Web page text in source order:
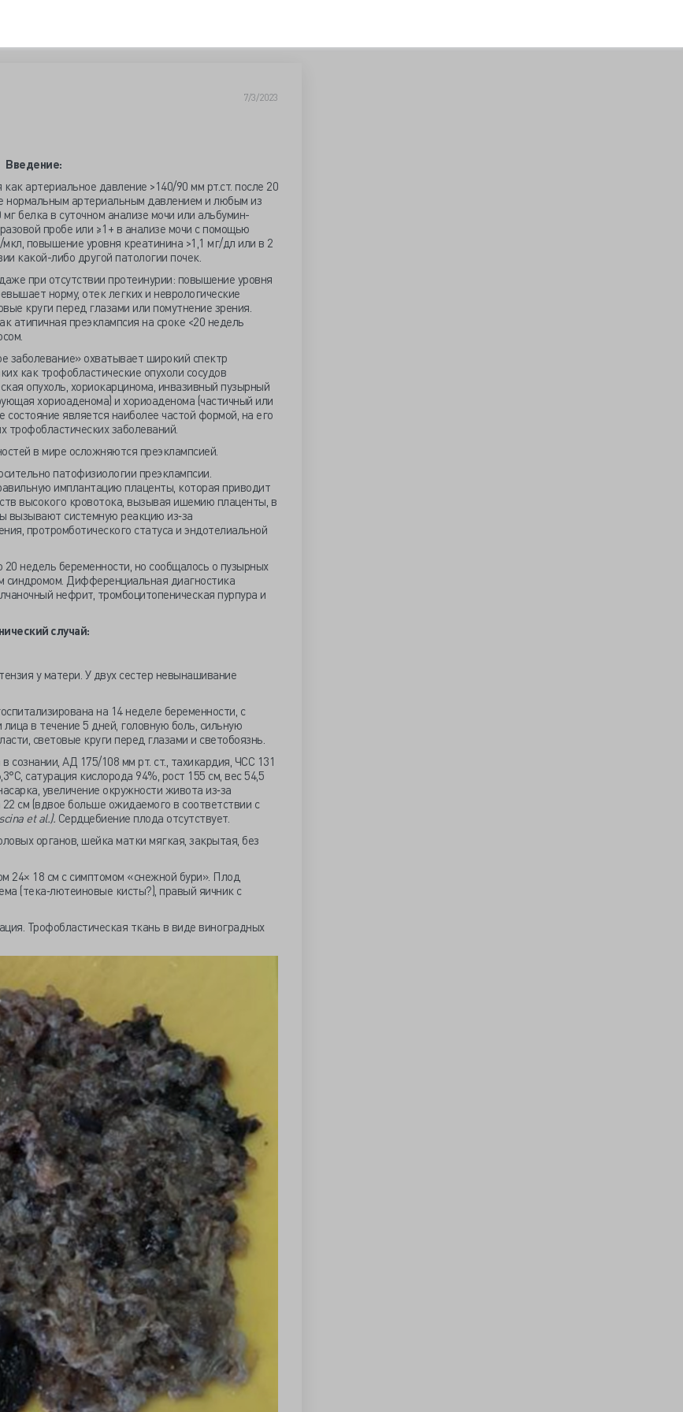
7/3/2023
Введение:
артериальное давление >140/90 мм рт.ст. после 20
нормальным артериальным давлением и любым из
белка в суточном анализе мочи или альбумин-
пробе или ≥1+ в анализе мочи с помощью
повышение уровня креатинина >1,1 мг/дл или в 2
какой-либо другой патологии почек.
при отсутствии протеинурии: повышение уровня
норму, отек легких и неврологические
круги перед глазами или помутнение зрения.
атипичная преэклампсия на сроке <20 недель
заболевание» охватывает широкий спектр
как трофобластические опухоли сосудов
опухоль, хориокарцинома, инвазивный пузырный
хориоаденома) и хориоаденома (частичный или
является наиболее частой формой, на его
трофобластических заболеваний.
в мире осложняются преэклампсией.
патофизиологии преэклампсии.
имплантацию плаценты, которая приводит
высокого кровотока, вызывая ишемию плаценты, в
вызывают системную реакцию из‐за
протромботического статуса и эндотелиальной
недель беременности, но сообщалось о пузырных
синдромом. Дифференциальная диагностика
нефрит, тромбоцитопеническая пурпура и
случай:
у матери. У двух сестер невынашивание
на 14 неделе беременности, с
в течение 5 дней, головную боль, сильную
световые круги перед глазами и светобоязнь.
сознании, АД 175/108 мм рт. ст., тахикардия, ЧСС 131
сатурация кислорода 94%, рост 155 см, вес 54,5
увеличение окружности живота из‐за
см (вдвое больше ожидаемого в соответствии с
et al.). Сердцебиение плода отсутствует.
органов, шейка матки мягкая, закрытая, без
24× 18 см с симптомом «снежной бури». Плод
(тека‐лютеиновые кисты?), правый яичник с
Трофобластическая ткань в виде виноградных